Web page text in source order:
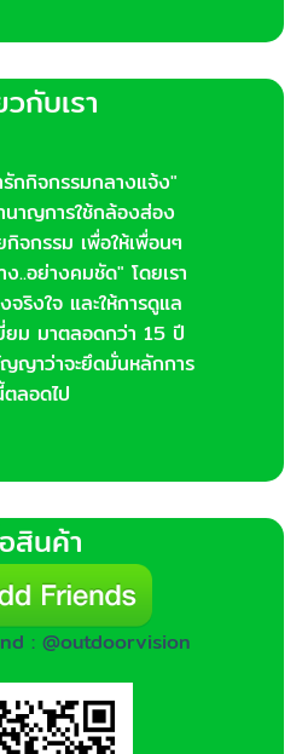
วกับเรา
รักกิจกรรมกลางแจ้ง"
นาญการใช้กล้องส่อง
กิจกรรม เพื่อให้เพื่อนๆ
..อย่างคมชัด" โดยเรา
จริงใจ และให้การดูแล
ยม มาตลอดกว่า 15 ปี
ญาว่าจะยึดมั่นหลักการ
ลอดไป
สินค้า
: @outdoorvision